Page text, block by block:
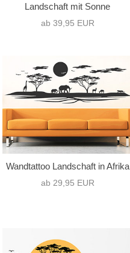
Landschaft mit Sonne
ab 39,95 EUR
Wandtattoo Landschaft in Afrika
ab 29,95 EUR